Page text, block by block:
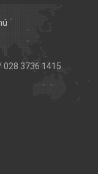
028 3736 1415